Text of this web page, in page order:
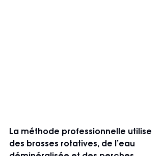
La méthode professionnelle utilise
des brosses rotatives, de l’eau